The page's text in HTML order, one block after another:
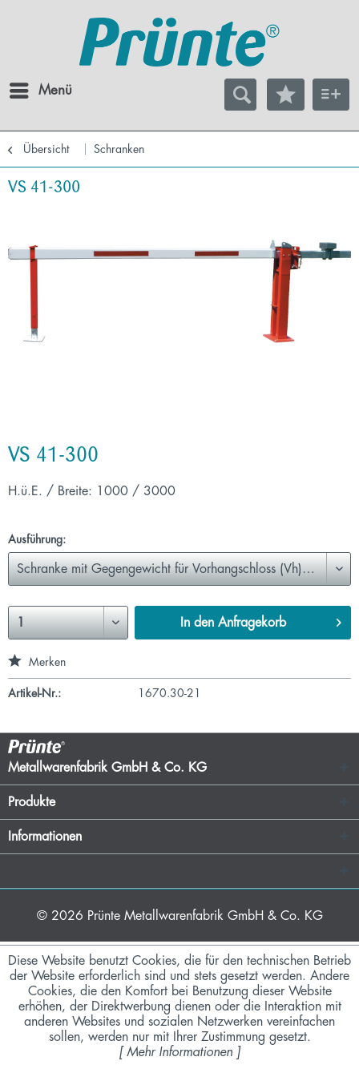
Menü
Übersicht Schranken
VS 41-300
VS 41-300
H.ü.E. / Breite: 1000 / 3000
Ausführung:
In den Anfragekorb
Merken
Artikel-Nr.: 1670.30-21
Metallwarenfabrik GmbH & Co. KG
Produkte
Informationen
© 2026 Prünte Metallwarenfabrik GmbH & Co. KG
Diese Website benutzt Cookies, die für den technischen Betrieb
der Website erforderlich sind und stets gesetzt werden. Andere
Cookies, die den Komfort bei Benutzung dieser Website
erhöhen, der Direktwerbung dienen oder die Interaktion mit
anderen Websites und sozialen Netzwerken vereinfachen
sollen, werden nur mit Ihrer Zustimmung gesetzt.
[ Mehr Informationen ]